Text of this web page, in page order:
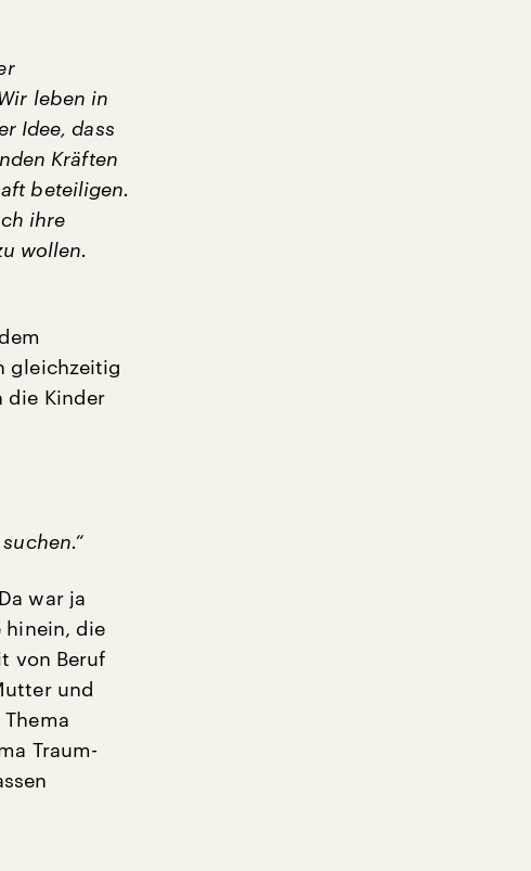
leben in
Idee, dass
Kräften
beteiligen.
ihre
wollen.
gleichzeitig
die Kinder
war ja
hinein, die
von Beruf
und
Traum-